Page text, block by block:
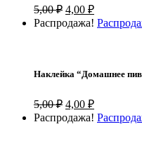
5,00₽ Первоначальная
цена
составляла
4,00 ₽Текущая
цена:
Распродажа!
Наклейка “Домашнее
5,00₽ Первоначальная
цена
составляла
4,00 ₽Текущая
цена:
Распродажа!